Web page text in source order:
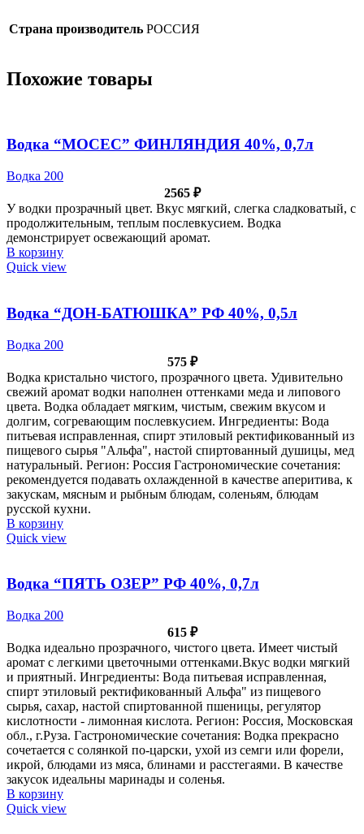
Страна производитель РОССИЯ
Похожие товары
Водка “МОСЕС” ФИНЛЯНДИЯ 40%, 0,7л
Водка 200
2565 ₽
У водки прозрачный цвет. Вкус мягкий, слегка сладковатый, с
продолжительным, теплым послевкусием. Водка
демонстрирует освежающий аромат.
В корзину
Quick view
Водка “ДОН-БАТЮШКА” РФ 40%, 0,5л
Водка 200
575 ₽
Водка кристально чистого, прозрачного цвета. Удивительно
свежий аромат водки наполнен оттенками меда и липового
цвета. Водка обладает мягким, чистым, свежим вкусом и
долгим, согревающим послевкусием. Ингредиенты: Вода
питьевая исправленная, спирт этиловый ректификованный из
пищевого сырья "Альфа", настой спиртованный душицы, мед
натуральный. Регион: Россия Гастрономические сочетания:
рекомендуется подавать охлажденной в качестве аперитива, к
закускам, мясным и рыбным блюдам, соленьям, блюдам
русской кухни.
В корзину
Quick view
Водка “ПЯТЬ ОЗЕР” РФ 40%, 0,7л
Водка 200
615 ₽
Водка идеально прозрачного, чистого цвета. Имеет чистый
аромат с легкими цветочными оттенками.Вкус водки мягкий
и приятный. Ингредиенты: Вода питьевая исправленная,
спирт этиловый ректификованный Альфа" из пищевого
сырья, сахар, настой спиртованной пшеницы, регулятор
кислотности - лимонная кислота. Регион: Россия, Московская
обл., г.Руза. Гастрономические сочетания: Водка прекрасно
сочетается с солянкой по-царски, ухой из семги или форели,
икрой, блюдами из мяса, блинами и расстегаями. В качестве
закусок идеальны маринады и соленья.
В корзину
Quick view